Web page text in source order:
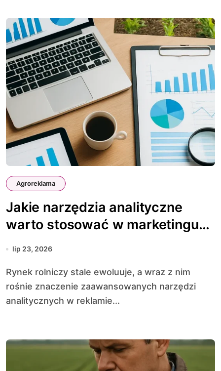
Agroreklama
Jakie narzędzia analityczne
warto stosować w marketingu
agro
lip 23, 2026
Rynek rolniczy stale ewoluuje, a wraz z nim
rośnie znaczenie zaawansowanych narzędzi
analitycznych w reklamie...